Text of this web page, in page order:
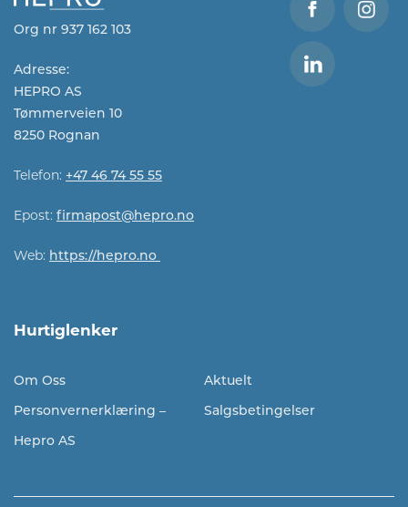
Org nr 937 162 103
Adresse:
HEPRO AS
Tømmerveien 10
8250 Rognan
Telefon: +47 46 74 55 55
Epost: firmapost@hepro.no​​
Web: https://hepro.no
Hurtiglenker
Om Oss
Aktuelt
Personvernerklæring –
Hepro AS
Salgsbetingelser